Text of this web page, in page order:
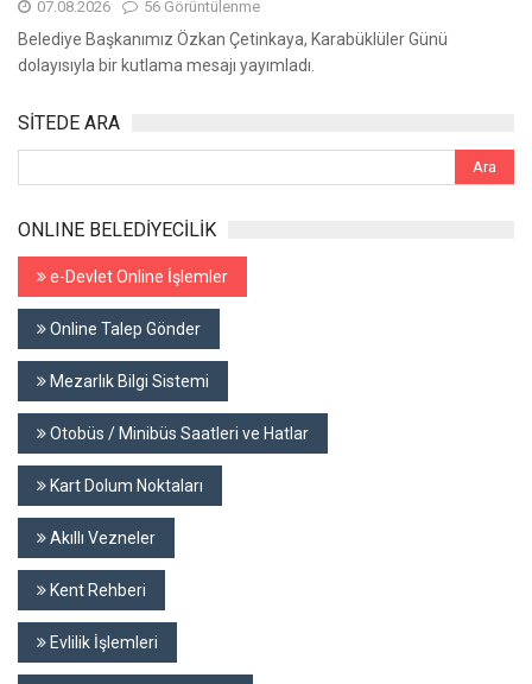
07.08.2026 56 Görüntülenme
Belediye Başkanımız Özkan Çetinkaya, Karabüklüler Günü
dolayısıyla bir kutlama mesajı yayımladı.
SİTEDE ARA
ONLINE BELEDİYECİLİK
e-Devlet Online İşlemler
Online Talep Gönder
Mezarlık Bilgi Sistemi
Otobüs / Minibüs Saatleri ve Hatlar
Kart Dolum Noktaları
Akıllı Vezneler
Kent Rehberi
Evlilik İşlemleri